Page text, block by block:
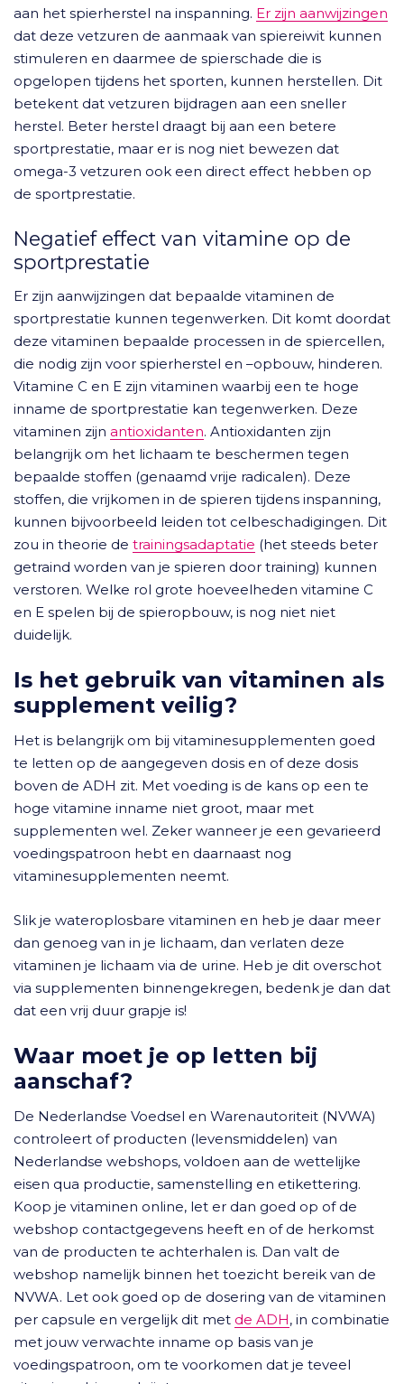
aan het spierherstel na inspanning. Er zijn aanwijzingen
dat deze vetzuren de aanmaak van spiereiwit kunnen
stimuleren en daarmee de spierschade die is
opgelopen tijdens het sporten, kunnen herstellen. Dit
betekent dat vetzuren bijdragen aan een sneller
herstel. Beter herstel draagt bij aan een betere
sportprestatie, maar er is nog niet bewezen dat
omega-3 vetzuren ook een direct effect hebben op
de sportprestatie.
Negatief effect van vitamine op de
sportprestatie
Er zijn aanwijzingen dat bepaalde vitaminen de
sportprestatie kunnen tegenwerken. Dit komt doordat
deze vitaminen bepaalde processen in de spiercellen,
die nodig zijn voor spierherstel en –opbouw, hinderen.
Vitamine C en E zijn vitaminen waarbij een te hoge
inname de sportprestatie kan tegenwerken. Deze
vitaminen zijn antioxidanten. Antioxidanten zijn
belangrijk om het lichaam te beschermen tegen
bepaalde stoffen (genaamd vrije radicalen). Deze
stoffen, die vrijkomen in de spieren tijdens inspanning,
kunnen bijvoorbeeld leiden tot celbeschadigingen. Dit
zou in theorie de trainingsadaptatie (het steeds beter
getraind worden van je spieren door training) kunnen
verstoren. Welke rol grote hoeveelheden vitamine C
en E spelen bij de spieropbouw, is nog niet niet
duidelijk.
Is het gebruik van vitaminen als
supplement veilig?
Het is belangrijk om bij vitaminesupplementen goed
te letten op de aangegeven dosis en of deze dosis
boven de ADH zit. Met voeding is de kans op een te
hoge vitamine inname niet groot, maar met
supplementen wel. Zeker wanneer je een gevarieerd
voedingspatroon hebt en daarnaast nog
vitaminesupplementen neemt.
Slik je wateroplosbare vitaminen en heb je daar meer
dan genoeg van in je lichaam, dan verlaten deze
vitaminen je lichaam via de urine. Heb je dit overschot
via supplementen binnengekregen, bedenk je dan dat
dat een vrij duur grapje is!
Waar moet je op letten bij
aanschaf?
De Nederlandse Voedsel en Warenautoriteit (NVWA)
controleert of producten (levensmiddelen) van
Nederlandse webshops, voldoen aan de wettelijke
eisen qua productie, samenstelling en etikettering.
Koop je vitaminen online, let er dan goed op of de
webshop contactgegevens heeft en of de herkomst
van de producten te achterhalen is. Dan valt de
webshop namelijk binnen het toezicht bereik van de
NVWA. Let ook goed op de dosering van de vitaminen
per capsule en vergelijk dit met de ADH, in combinatie
met jouw verwachte inname op basis van je
voedingspatroon, om te voorkomen dat je teveel